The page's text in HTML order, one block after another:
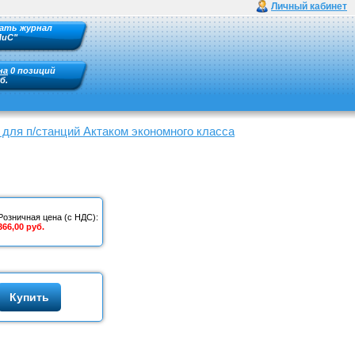
Личный кабинет
журнал
0 позиций
п/станций Актаком экономного класса
цена (с НДС):
руб.
Купить